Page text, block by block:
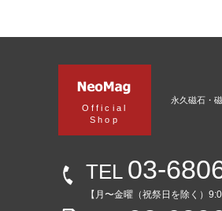
Official
Shop
永久磁石・
TEL 03-
【月〜金曜（祝祭日を除く）